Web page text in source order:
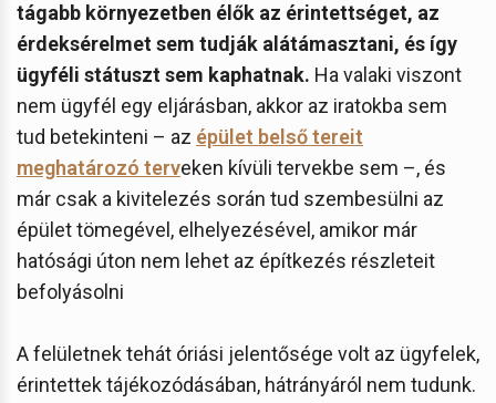
tágabb környezetben élők az érintettséget, az
érdeksérelmet sem tudják alátámasztani, és így
ügyféli státuszt sem kaphatnak. Ha valaki viszont
nem ügyfél egy eljárásban, akkor az iratokba sem
tud betekinteni – az épület belső tereit
meghatározó terveken kívüli tervekbe sem –, és
már csak a kivitelezés során tud szembesülni az
épület tömegével, elhelyezésével, amikor már
hatósági úton nem lehet az építkezés részleteit
befolyásolni
A felületnek tehát óriási jelentősége volt az ügyfelek,
érintettek tájékozódásában, hátrányáról nem tudunk.